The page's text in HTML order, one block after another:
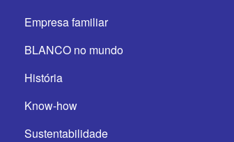
Empresa familiar
BLANCO no mundo
História
Know-how
Sustentabilidade